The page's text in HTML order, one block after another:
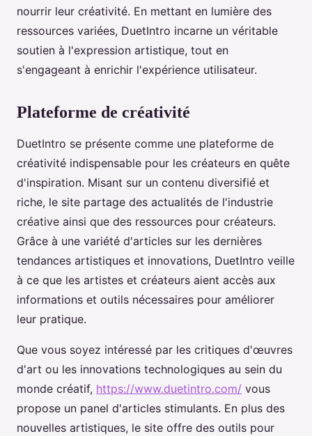
nourrir leur créativité. En mettant en lumière des
ressources variées, DuetIntro incarne un véritable
soutien à l'expression artistique, tout en
s'engageant à enrichir l'expérience utilisateur.
Plateforme de créativité
DuetIntro se présente comme une plateforme de
créativité indispensable pour les créateurs en quête
d'inspiration. Misant sur un contenu diversifié et
riche, le site partage des actualités de l'industrie
créative ainsi que des ressources pour créateurs.
Grâce à une variété d'articles sur les dernières
tendances artistiques et innovations, DuetIntro veille
à ce que les artistes et créateurs aient accès aux
informations et outils nécessaires pour améliorer
leur pratique.
Que vous soyez intéressé par les critiques d'œuvres
d'art ou les innovations technologiques au sein du
monde créatif, https://www.duetintro.com/ vous
propose un panel d'articles stimulants. En plus des
nouvelles artistiques, le site offre des outils pour